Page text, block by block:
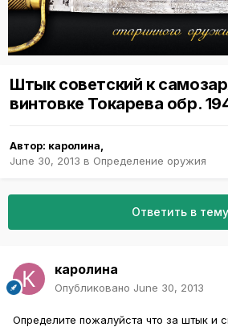
Штык советский к
винтовке Токарева обр.
Автор: каролина
June 30, 2013 в Определение оружия
Ответить в тему
каролина
Опубликовано June 30, 2013
Определите пожалуйста что за штык и